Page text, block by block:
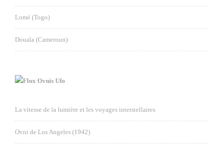
Lomé (Togo)
Douala (Cameroun)
Ovnis Ufo
La vitesse de la lumière et les voyages interstellaires
Ovni de Los Angeles (1942)